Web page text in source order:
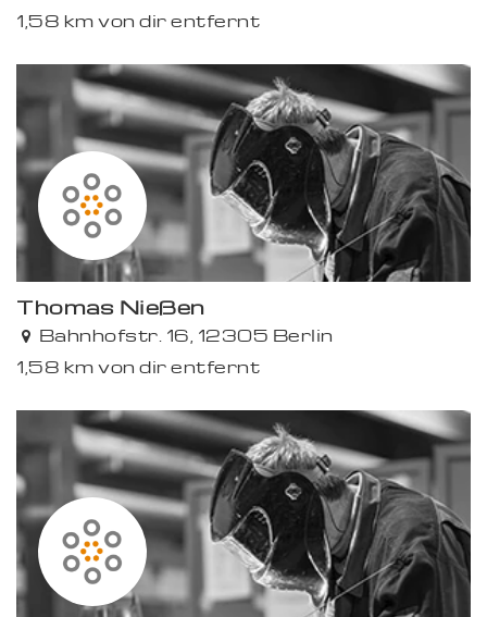
1,58 km von dir entfernt
Thomas Nießen
Bahnhofstr. 16, 12305 Berlin
1,58 km von dir entfernt